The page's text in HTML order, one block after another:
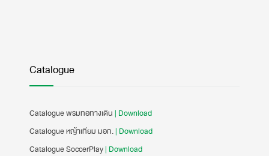
Catalogue
Catalogue พรมทอทางเดิน | Download
Catalogue หญ้าเทียม มอก.| Download
Catalogue SoccerPlay| Download